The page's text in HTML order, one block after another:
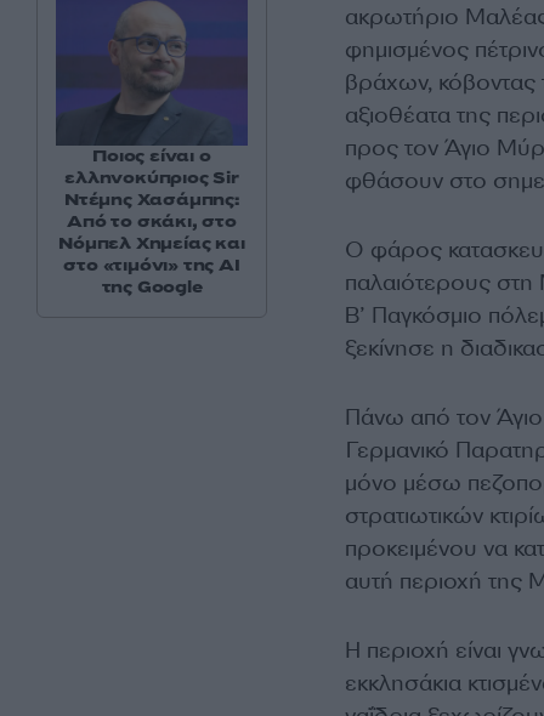
ακρωτήριο
φημισμένος
βράχων, κόβοντας
αξιοθέατα της
προς τον Άγιο
φθάσουν στο
Ο φάρος
παλαιότερους στη
Β’ Παγκόσμιο
ξεκίνησε η
Πάνω από τον
Γερμανικό
μόνο μέσω
στρατιωτικών
προκειμένου να
αυτή περιοχή της
Η περιοχή είναι
εκκλησάκια
Ποιος είναι ο
ελληνοκύπριος Sir
Ντέμης Χασάμπης:
Από το σκάκι, στο
Νόμπελ Χημείας και
στο «τιμόνι» της AI
της Google